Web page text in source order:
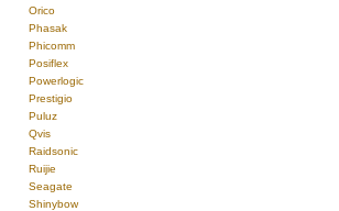
Orico
Phasak
Phicomm
Posiflex
Powerlogic
Prestigio
Puluz
Qvis
Raidsonic
Ruijie
Seagate
Shinybow